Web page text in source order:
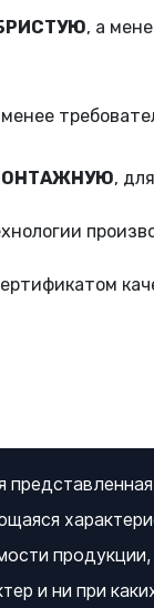
, а
менее
,
и ни при